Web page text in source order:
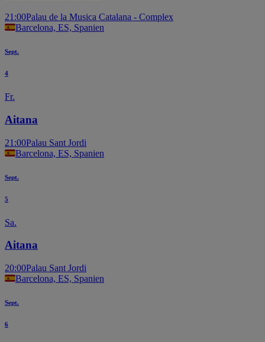
21:00Palau de la Musica Catalana - Complex
Barcelona, ES, Spanien
Sept.
4
Fr.
Aitana
21:00Palau Sant Jordi
Barcelona, ES, Spanien
Sept.
5
Sa.
Aitana
20:00Palau Sant Jordi
Barcelona, ES, Spanien
Sept.
6